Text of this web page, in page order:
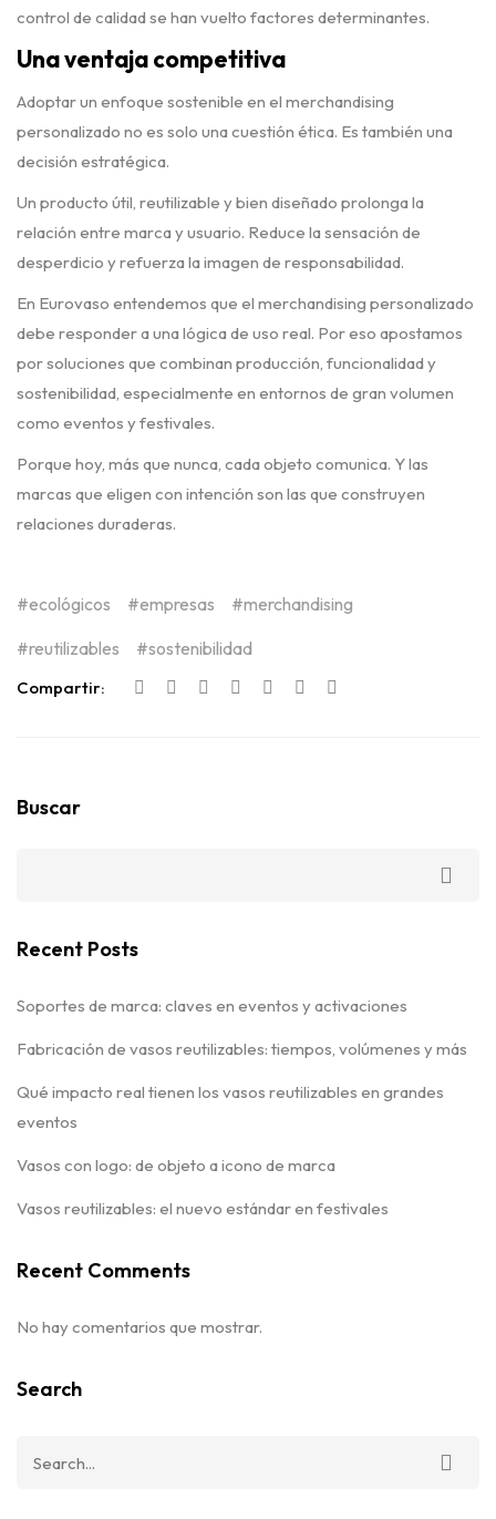
control de calidad se han vuelto factores determinantes.
Una ventaja competitiva
Adoptar un enfoque sostenible en el merchandising
personalizado no es solo una cuestión ética. Es también una
decisión estratégica.
Un producto útil, reutilizable y bien diseñado prolonga la
relación entre marca y usuario. Reduce la sensación de
desperdicio y refuerza la imagen de responsabilidad.
En Eurovaso entendemos que el merchandising personalizado
debe responder a una lógica de uso real. Por eso apostamos
por soluciones que combinan producción, funcionalidad y
sostenibilidad, especialmente en entornos de gran volumen
como eventos y festivales.
Porque hoy, más que nunca, cada objeto comunica. Y las
marcas que eligen con intención son las que construyen
relaciones duraderas.
ecológicos empresas
merchandising
reutilizables
sostenibilidad
Compartir:
Buscar
Recent Posts
Soportes de marca: claves en eventos y activaciones
Fabricación de vasos reutilizables: tiempos, volúmenes y más
Qué impacto real tienen los vasos reutilizables en grandes
eventos
Vasos con logo: de objeto a icono de marca
Vasos reutilizables: el nuevo estándar en festivales
Recent Comments
No hay comentarios que mostrar.
Search